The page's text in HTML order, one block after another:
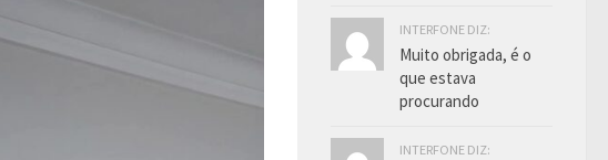
INTERFONE DIZ:
Muito obrigada, é o
que estava
procurando
INTERFONE DIZ: